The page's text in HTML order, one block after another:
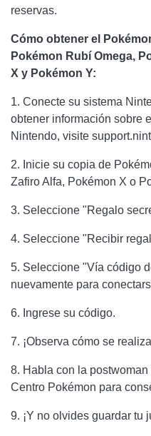
reservas.
Cómo obtener el
Pokémon Rubí Omega,
X y Pokémon Y:
1. Conecte su sistema
obtener información sobre
Nintendo, visite
2. Inicie su copia de
Zafiro Alfa, Pokémon X o
3. Seleccione "Regalo
4. Seleccione "Recibir
5. Seleccione "Vía código
nuevamente para
6. Ingrese su código.
7. ¡Observa cómo se
8. Habla con la
Centro Pokémon para
9. ¡Y no olvides guardar tu